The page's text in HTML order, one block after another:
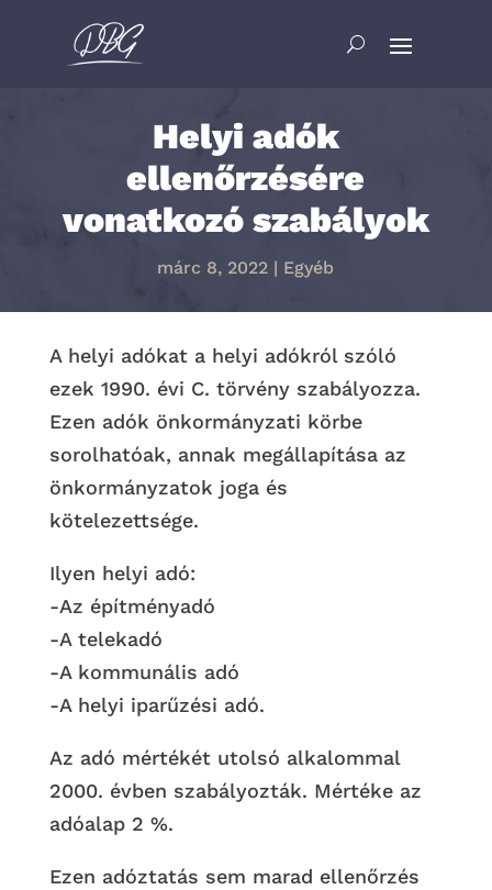
Helyi adók
ellenőrzésére
vonatkozó szabályok
márc 8, 2022 | Egyéb
A helyi adókat a helyi adókról szóló
ezek 1990. évi C. törvény szabályozza.
Ezen adók önkormányzati körbe
sorolhatóak, annak megállapítása az
önkormányzatok joga és
kötelezettsége.
Ilyen helyi adó:
-Az építményadó
-A telekadó
-A kommunális adó
-A helyi iparűzési adó.
Az adó mértékét utolsó alkalommal
2000. évben szabályozták. Mértéke az
adóalap 2 %.
Ezen adóztatás sem marad ellenőrzés